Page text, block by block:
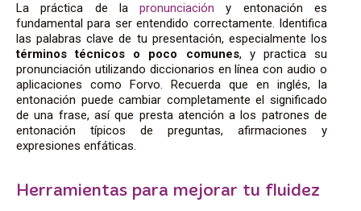
La práctica de lapronunciación y entonación es
fundamental para ser entendido correctamente. Identifica
las palabras clave de tu presentación, especialmente los
términos técnicos o poco comunes, y practica su
pronunciación utilizando diccionarios en línea con audio o
aplicaciones como Forvo. Recuerda que en inglés, la
entonación puede cambiar completamente el significado
de una frase, así que presta atención a los patrones de
entonación típicos de preguntas, afirmaciones y
expresiones enfáticas.
Herramientas para mejorar tu fluidez